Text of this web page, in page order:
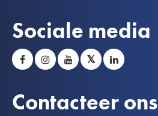
Sociale media
𝕏
Contacteer ons